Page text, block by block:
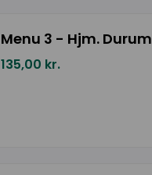
Menu 3 - Hjm. Durum
135,00 kr.